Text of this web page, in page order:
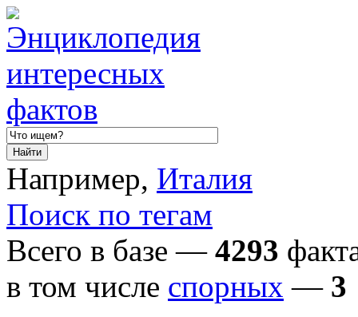
Например, Италия
Поиск по тегам
Всего в базе — 4293
в том числе спорных — 3